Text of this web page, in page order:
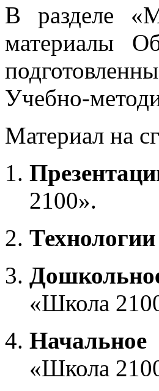
В разделе
материалы
Учебно-
Материал на
2100».
Технологии
«Школа
Начальное
«Школа